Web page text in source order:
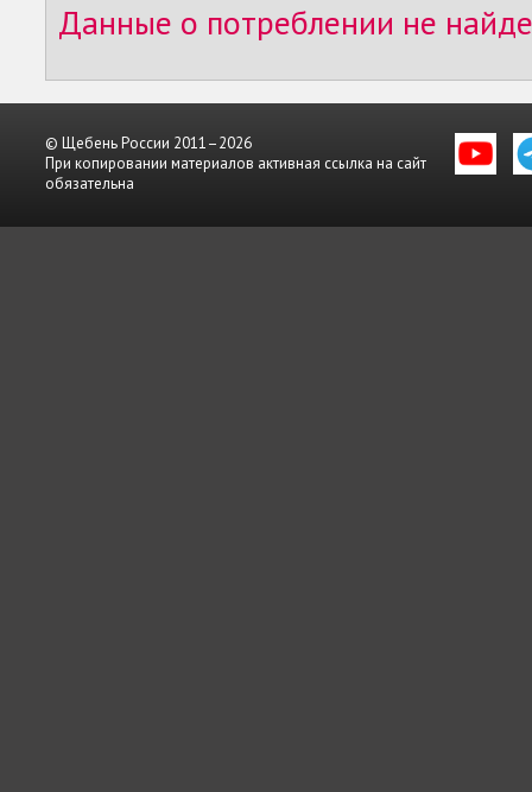
Данные о потреблении не
© Щебень России 2011–2026
При копировании материалов активная ссылка на сайт
обязательна